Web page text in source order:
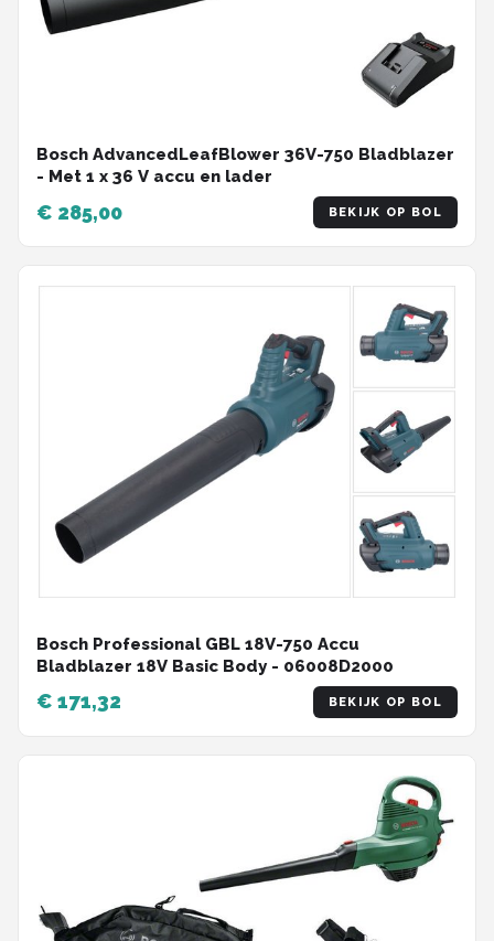
Bosch AdvancedLeafBlower 36V-750 Bladblazer
- Met 1 x 36 V accu en lader
€ 285,00 BEKIJK OP BOL
Bosch Professional GBL 18V-750 Accu
Bladblazer 18V Basic Body - 06008D2000
€ 171,32 BEKIJK OP BOL